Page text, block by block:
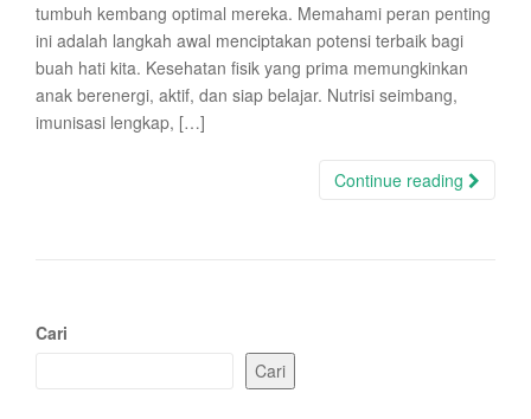
tumbuh kembang optimal mereka. Memahami peran penting
ini adalah langkah awal menciptakan potensi terbaik bagi
buah hati kita. Kesehatan fisik yang prima memungkinkan
anak berenergi, aktif, dan siap belajar. Nutrisi seimbang,
imunisasi lengkap, […]
Continue reading
Cari
Cari